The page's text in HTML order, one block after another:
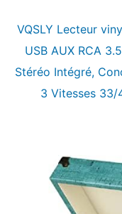
VQSLY Lecteur
USB AUX RCA
Stéréo Intégré,
3 Vitesses 33/